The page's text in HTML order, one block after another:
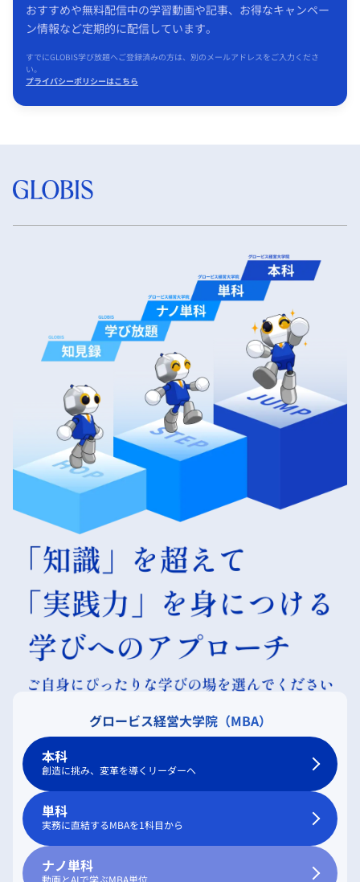
おすすめや無料配信中の学習動画や記事、お得なキャンペー
ン情報など定期的に配信しています。
すでにGLOBIS学び放題へご登録済みの方は、別のメールアドレスをご入力くださ
い。
プライバシーポリシーはこちら
グロービス経営大学院（MBA）
本科
創造に挑み、変革を導くリーダーへ
単科
実務に直結するMBAを1科目から
ナノ単科